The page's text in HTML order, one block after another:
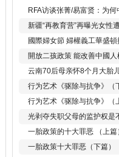
RFA访谈张菁/易富贤：为
新疆“再教育营”再曝光女性
國際婦女節 婦權義工華盛
開放二孩政策 能改善中國人
云南70后母亲怀8个月大胎
行为艺术《驱除与抗争》（
行为艺术《驱除与抗争》（
光剥夺失职父母的监护权是
一胎政策的十大罪恶 （上篇
一胎政策十大罪恶（下篇）